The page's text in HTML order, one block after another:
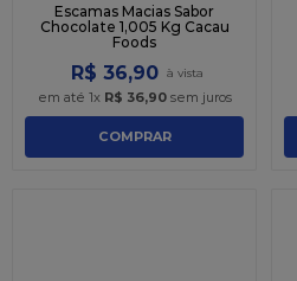
Escamas Macias Sabor
Chocolate 1,005 Kg Cacau
Foods
R$ 36,90
em até 1x R$ 36,90sem juros
COMPRAR